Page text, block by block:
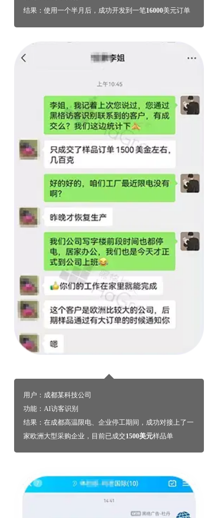
结果：使用一个半月后，成功开发到一笔16000美元订单
用户：成都某科技公司
功能：AI访客识别
结果：在成都高温限电、企业停工期间，成功对接上了一
家欧洲大型采购企业，目前已成交1500美元样品单